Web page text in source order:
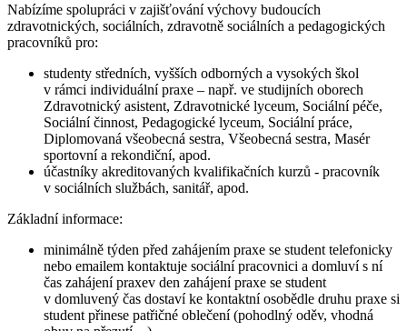
Nabízíme spolupráci v zajišťování výchovy budoucích
zdravotnických, sociálních, zdravotně sociálních a pedagogických
pracovníků pro:
studenty středních, vyšších odborných a vysokých škol
v rámci individuální praxe – např. ve studijních oborech
Zdravotnický asistent, Zdravotnické lyceum, Sociální péče,
Sociální činnost, Pedagogické lyceum, Sociální práce,
Diplomovaná všeobecná sestra, Všeobecná sestra, Masér
sportovní a rekondiční, apod.
účastníky akreditovaných kvalifikačních kurzů - pracovník
v sociálních službách, sanitář, apod.
Základní informace:
minimálně týden před zahájením praxe se student telefonicky
nebo emailem kontaktuje sociální pracovnici a domluví s ní
čas zahájení praxev den zahájení praxe se student
v domluvený čas dostaví ke kontaktní osobědle druhu praxe si
student přinese patřičné oblečení (pohodlný oděv, vhodná